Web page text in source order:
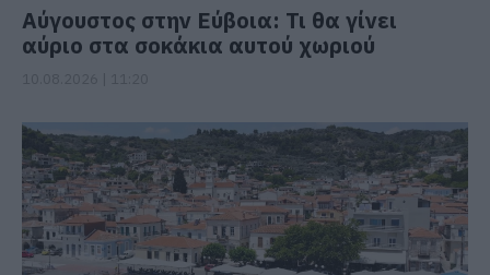
Αύγουστος στην Εύβοια: Τι θα γίνει
αύριο στα σοκάκια αυτού χωριού